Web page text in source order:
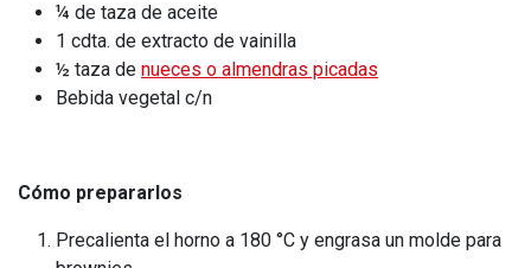
¼ de taza de aceite
1 cdta. de extracto de vainilla
½ taza de nueces o almendras picadas
Bebida vegetal c/n
Cómo prepararlos
Precalienta el horno a 180 °C y engrasa un molde para